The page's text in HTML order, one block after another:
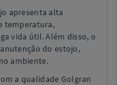
apresenta alta
temperatura,
vida útil. Além disso, o
do estojo,
ambiente.
a qualidade Golgran